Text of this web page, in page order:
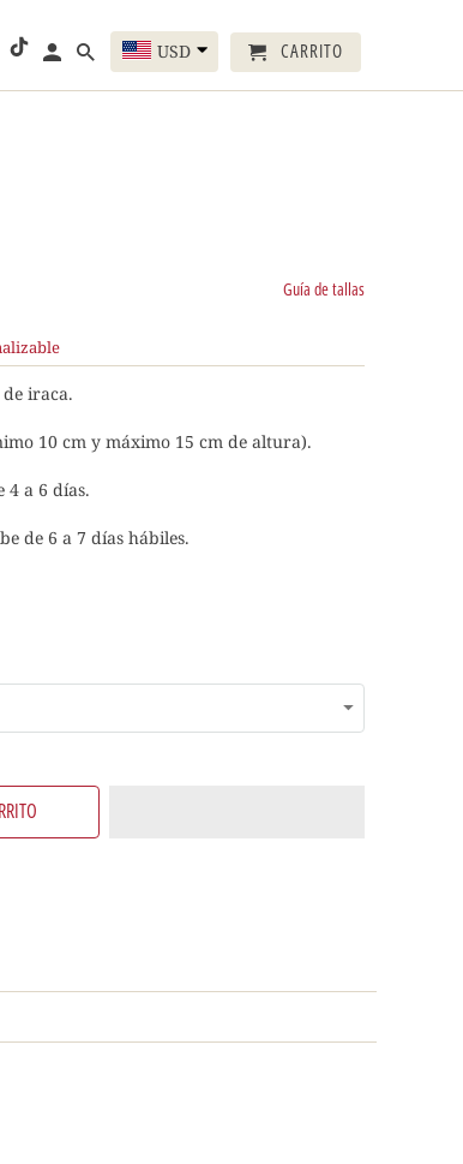
Guía de tallas
iraca.
10 cm y máximo 15 cm de altura).
4 a 6 días.
de 6 a 7 días hábiles.
USD CARRITO